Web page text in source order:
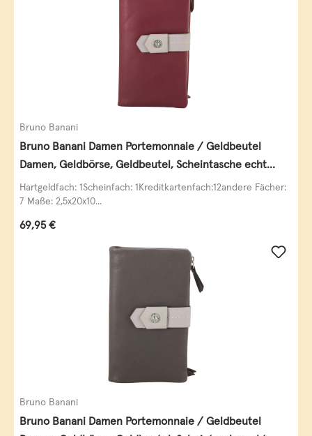
Bruno Banani
Bruno Banani Damen Portemonnaie / Geldbeutel
Damen, Geldbörse, Geldbeutel, Scheintasche echt
Leder
Hartgeldfach: 1Scheinfach: 1Kreditkartenfach:12andere Fächer:
7 Maße: 2,5x20x10...
Regulärer Preis:
69,95 €
Bruno Banani
Bruno Banani Damen Portemonnaie / Geldbeutel